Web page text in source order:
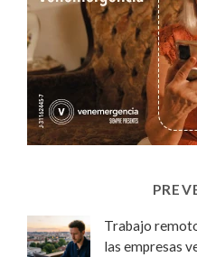
Trabajo
las empresas